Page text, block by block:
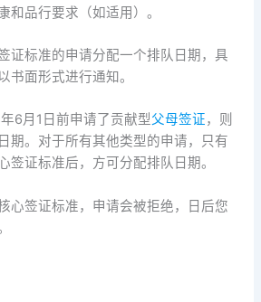
和品行要求（如适用）。
证标准的申请分配一个排队日期，具
书面形式进行通知。
6月1日前申请了贡献型父母签证，则
期。对于所有其他类型的申请，只有
签证标准后，方可分配排队日期。
心签证标准，申请会被拒绝，日后您